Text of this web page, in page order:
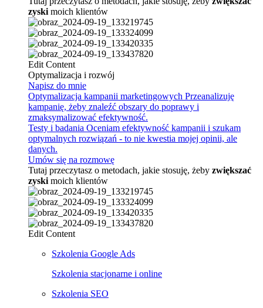
zyski moich klientów
Edit Content
Optymalizacja i rozwój
Napisz do mnie
Optymalizacja kampanii marketingowych Przeanalizuję
kampanię, żeby znaleźć obszary do poprawy i
zmaksymalizować efektywność.
Testy i badania Oceniam efektywność kampanii i szukam
optymalnych rozwiązań - to nie kwestia mojej opinii, ale
danych.
Umów się na rozmowę
Tutaj przeczytasz o metodach, jakie stosuję, żeby zwiększać
zyski moich klientów
Edit Content
Szkolenia Google Ads
Szkolenia stacjonarne i online
Szkolenia SEO